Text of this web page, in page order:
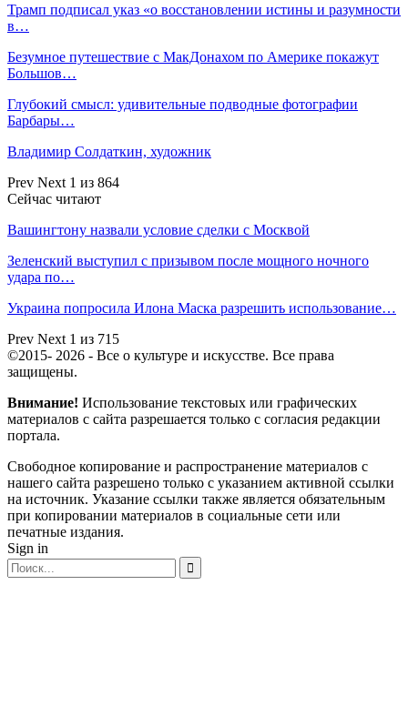
Трамп подписал указ «о восстановлении истины и разумности
в…
Безумное путешествие с МакДонахом по Америке покажут
Большов…
Глубокий смысл: удивительные подводные фотографии
Барбары…
Владимир Солдаткин, художник
Prev Next 1 из 864
Сейчас читают
Вашингтону назвали условие сделки с Москвой
Зеленский выступил с призывом после мощного ночного
удара по…
Украина попросила Илона Маска разрешить использование…
Prev Next 1 из 715
©2015- 2026 - Все о культуре и искусстве. Все права
защищены.
Внимание! Использование текстовых или графических
материалов с сайта разрешается только c согласия редакции
портала.
Свободное копирование и распространение материалов с
нашего сайта разрешено только с указанием активной ссылки
на источник. Указание ссылки также является обязательным
при копировании материалов в социальные сети или
печатные издания.
Sign in